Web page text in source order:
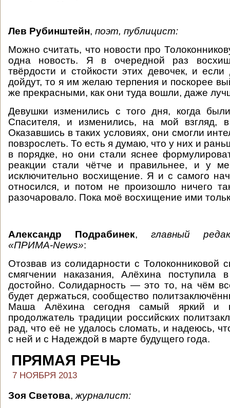
Лев Рубинштейн, поэт, публицист:
Можно считать, что новости про
одна новость. Я в очередной раз
твёрдости и стойкости этих девочек, и
дойдут, то я им желаю терпения и поскорее
же прекрасными, как они туда вошли, даже
Девушки изменились с того дня, когда
Спасителя, и изменились, на мой взгляд,
Оказавшись в таких условиях, они смогли
повзрослеть. То есть я думаю, что у них и
в порядке, но они стали яснее
реакции стали чётче и правильнее, и у
исключительно восхищение. Я и с самого
относился, и потом не произошло ничего
разочаровало. Пока моё восхищение ими
Александр Подрабинек, главный
«ПРИМА-News»:
Отозвав из солидарности с Толоконниковой
смягчении наказания, Алёхина поступила
достойно. Солидарность — это то, на чём
будет держаться, сообщество
Маша Алёхина сегодня самый яркий и
продолжатель традиции российских
рад, что её не удалось сломать, и надеюсь,
с ней и с Надеждой в марте будущего года.
ПРЯМАЯ РЕЧЬ
7 НОЯБРЯ 2013
Зоя Светова, журналист: